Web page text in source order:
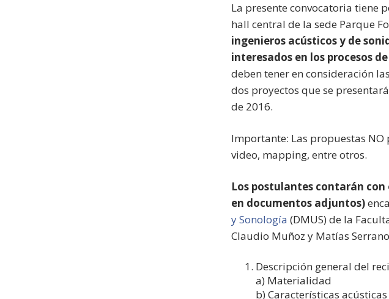
La presente convocatoria tiene
hall central de la sede Parque
ingenieros acústicos y de
interesados en los procesos
deben tener en consideración
dos proyectos que se
de 2016.
Importante: Las propuestas
video, mapping, entre otros.
Los postulantes contarán
en documentos adjuntos)
y Sonología (DMUS) de la
Claudio Muñoz y Matías
Descripción general del
a) Materialidad
b) Características acústicas